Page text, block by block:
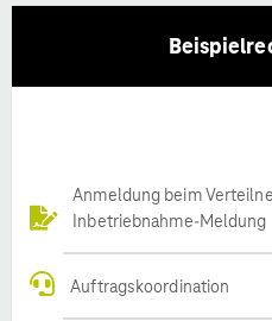
Anmeldung beim
Inbetriebnahme-Meldung
Auftragskoordination